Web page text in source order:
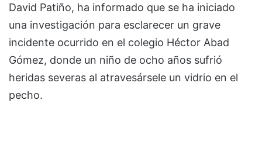
David Patiño, ha informado que se ha iniciado
una investigación para esclarecer un grave
incidente ocurrido en el colegio Héctor Abad
Gómez, donde un niño de ocho años sufrió
heridas severas al atravesársele un vidrio en el
pecho.